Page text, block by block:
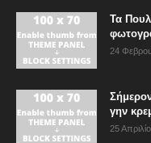
Τα
24
γην
25